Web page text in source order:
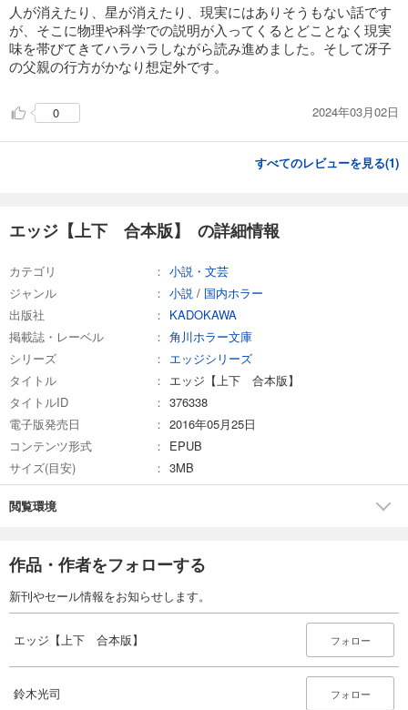
人が消えたり、星が消えたり、現実にはありそうもない話です
が、そこに物理や科学での説明が入ってくるとどことなく現実
味を帯びてきてハラハラしながら読み進めました。そして冴子
の父親の行方がかなり想定外です。
0 2024年03月02日
すべてのレビューを見る(1)
エッジ【上下 合本版】 の詳細情報
カテゴリ
小説・文芸
ジャンル
小説 / 国内ホラー
出版社
KADOKAWA
掲載誌・レーベル
角川ホラー文庫
シリーズ
エッジシリーズ
タイトル
エッジ【上下 合本版】
タイトルID
376338
電子版発売日
2016年05月25日
コンテンツ形式
EPUB
サイズ(目安)
3MB
閲覧環境
作品・作者をフォローする
新刊やセール情報をお知らせします。
エッジ【上下 合本版】 フォロー
鈴木光司 フォロー